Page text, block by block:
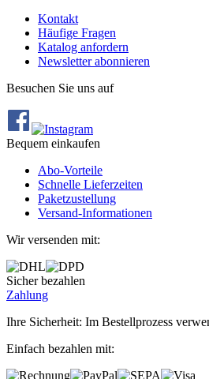
Kontakt
Häufige Fragen
Katalog anfordern
Newsletter abonnieren
Besuchen Sie uns auf
Bequem einkaufen
Abo‐Vorteile
Schnelle Lieferzeiten
Paketzustellung
Versand‐Informationen
Wir versenden mit:
Sicher bezahlen
Zahlung
Ihre Sicherheit: Im Bestellprozess
Einfach bezahlen mit: